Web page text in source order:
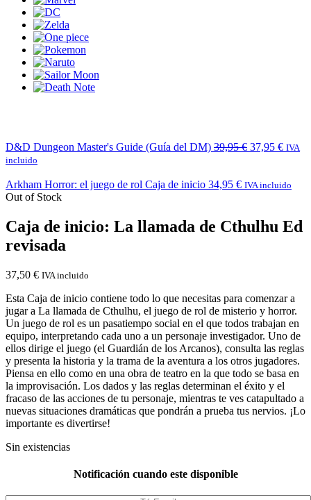
D&D Dungeon Master's Guide (Guía del DM) 39,95€ 37,95 € IVA
incluido
Arkham Horror: el juego de rol Caja de inicio 34,95 € IVA incluido
Out of Stock
Caja de inicio: La llamada de Cthulhu Ed
revisada
37,50 € IVA incluido
Esta Caja de inicio contiene todo lo que necesitas para comenzar a
jugar a La llamada de Cthulhu, el juego de rol de misterio y horror.
Un juego de rol es un pasatiempo social en el que todos trabajan en
equipo, interpretando cada uno a un personaje investigador. Uno de
ellos dirige el juego (el Guardián de los Arcanos), consulta las reglas
y presenta la historia y la trama de la aventura a los otros jugadores.
Piensa en ello como en una obra de teatro en la que todo se basa en
la improvisación. Los dados y las reglas determinan el éxito y el
fracaso de las acciones de tu personaje, mientras te ves catapultado a
nuevas situaciones dramáticas que pondrán a prueba tus nervios. ¡Lo
importante es divertirse!
Sin existencias
Notificación cuando este disponible